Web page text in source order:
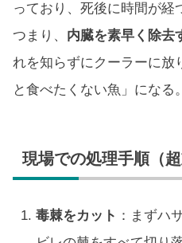
っており、死後に時間が経
つまり、 内臓を素早く除去
れを知らずにクーラーに放
と食べたくない魚」になる。
現場での処理手順（超
毒棘をカット ：まずハ